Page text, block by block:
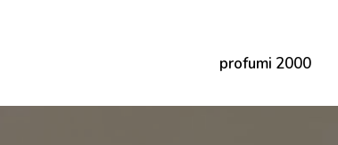
profumi 2000